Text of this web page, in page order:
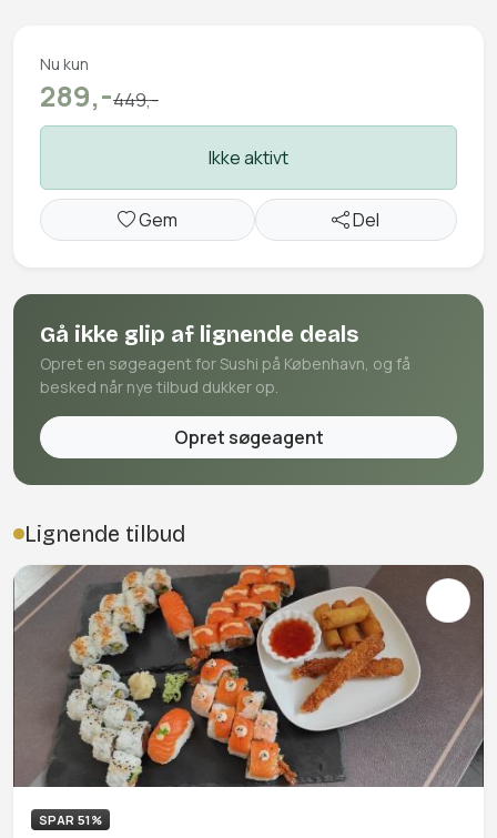
Nu kun
289,-449,-
Ikke aktivt
Gem Del
Gå ikke glip af lignende deals
Opret en søgeagent for Sushi på København, og få
besked når nye tilbud dukker op.
Opret søgeagent
Lignende tilbud
SPAR 51%